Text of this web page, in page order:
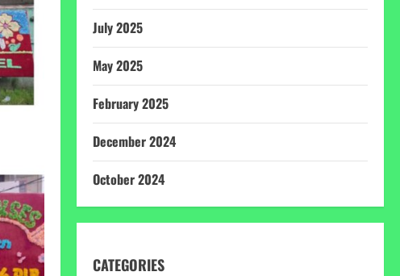
July 2025
May 2025
February 2025
December 2024
October 2024
CATEGORIES